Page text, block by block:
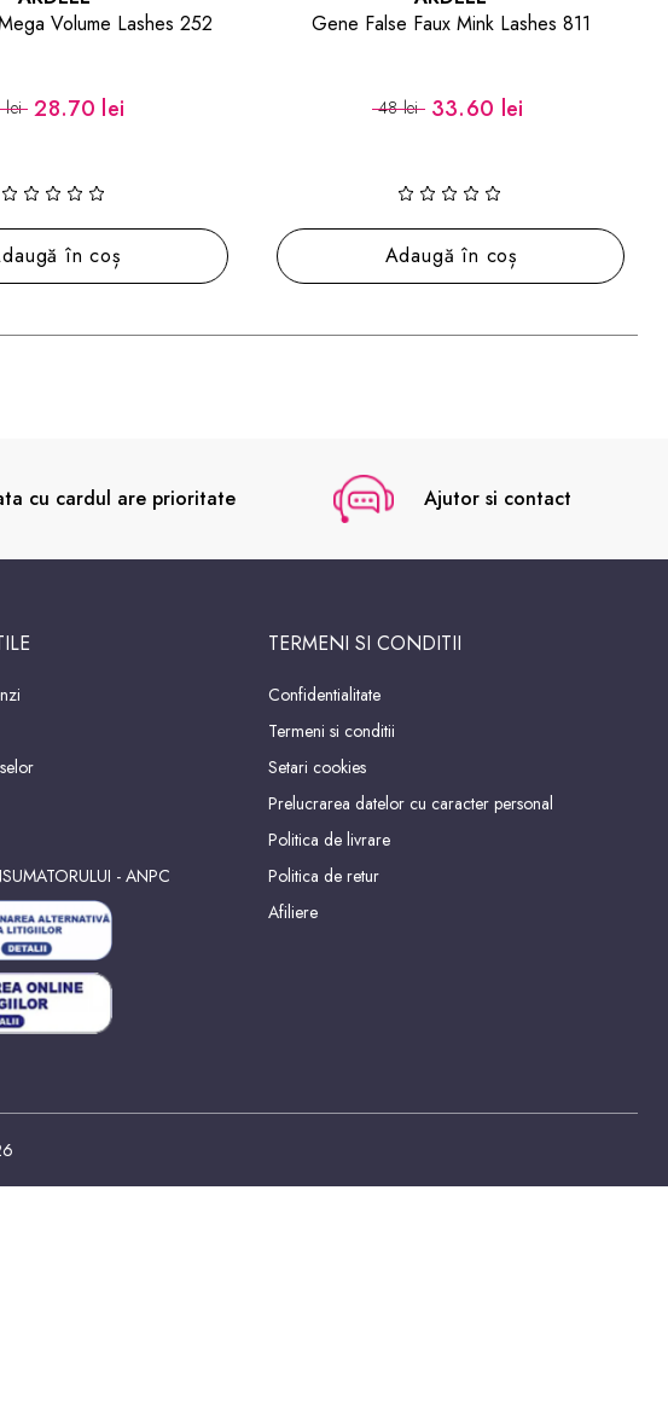
Gene False Faux Mink Lashes 811
48 lei
Adaugă în coș
Gene False Demi Luvies
24 lei
Adaugă în coș
cu cardul are prioritate Ajutor si contact
- ANPC
TERMENI SI CONDITII
Confidentialitate
Termeni si conditii
Setari cookies
Prelucrarea datelor cu caracter personal
Politica de livrare
Politica de retur
Afiliere